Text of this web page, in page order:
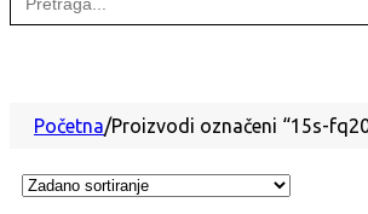
for:
Početna/Proizvodi označeni “15s-